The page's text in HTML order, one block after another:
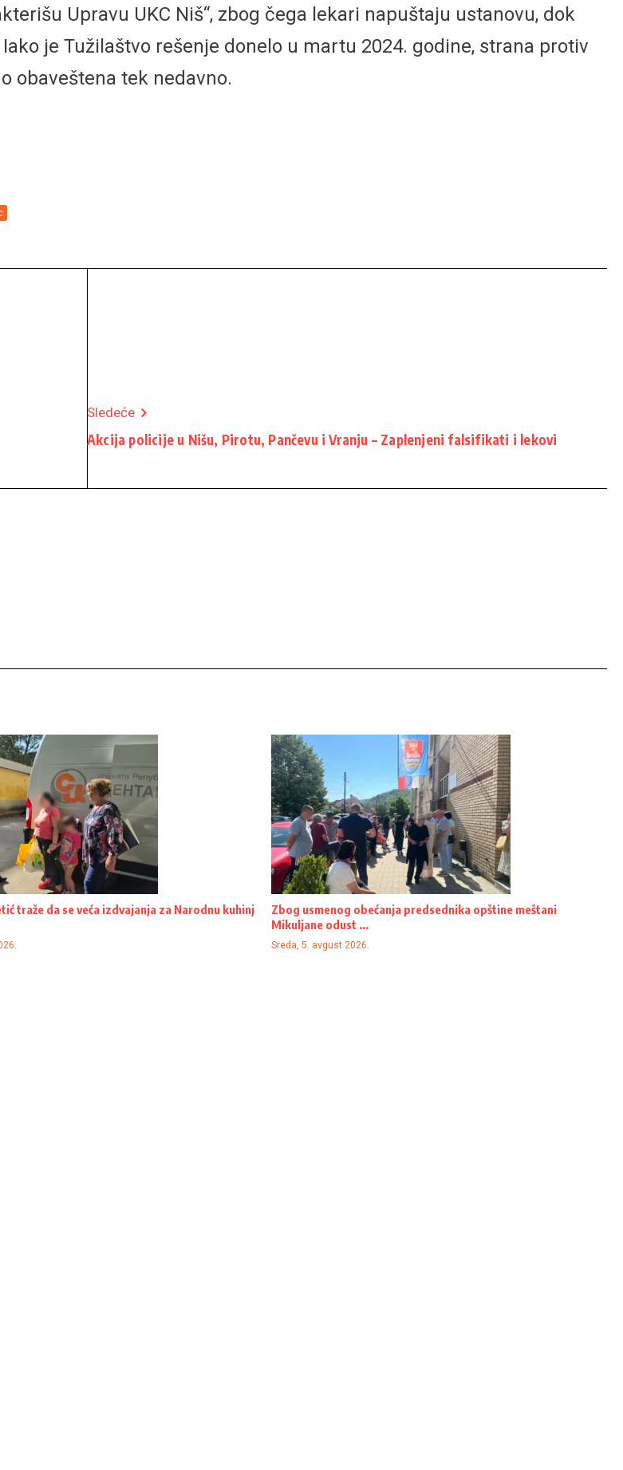
Upravu UKC Niš“, zbog čega lekari napuštaju ustanovu, dok
je Tužilaštvo rešenje donelo u martu 2024. godine, strana protiv
obaveštena tek nedavno.
Sledeće
Akcija policije u Nišu, Pirotu, Pančevu i Vranju – Zaplenjeni falsifikati i lekovi
traže da se veća izdvajanja za Narodnu kuhinj
Zbog usmenog obećanja predsednika opštine meštani
Mikuljane odust ...
Sreda, 5. avgust 2026.